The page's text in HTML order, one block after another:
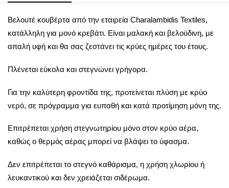
Βελουτέ κουβέρτα από την εταιρεία Charalambidis Textiles,
κατάλληλη για μονό κρεβάτι. Είναι μαλακή και βελούδινη, με
απαλή υφή και θα σας ζεστάνει τις κρύες ημέρες του έτους.
Πλένεται εύκολα και στεγνώνει γρήγορα.
Για την καλύτερη φροντίδα της, προτείνεται πλύση με κρύο
νερό, σε πρόγραμμα για ευπαθή και κατά προτίμηση μόνη της.
Επιτρέπεται χρήση στεγνωτηρίου μόνο στον κρύο αέρα,
καθώς ο θερμός αέρας μπορεί να βλάψει το ύφασμα.
Δεν επιτρέπεται το στεγνό καθάρισμα, η χρήση χλωρίου ή
λευκαντικού και δεν χρειάζεται σιδέρωμα.